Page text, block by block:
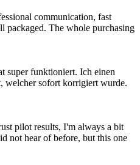
communication, fast
packaged. The whole purchasing
super funktioniert. Ich einen
welcher sofort korrigiert wurde.
pilot results, I'm always a bit
not hear of before, but this one